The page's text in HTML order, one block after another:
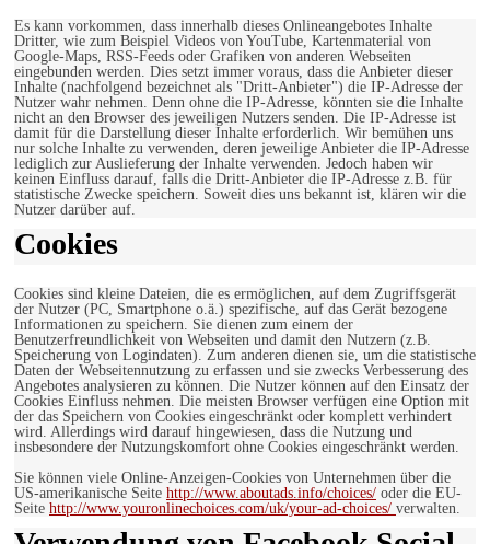
Es kann vorkommen, dass innerhalb dieses Onlineangebotes Inhalte
Dritter, wie zum Beispiel Videos von YouTube, Kartenmaterial von
Google-Maps, RSS-Feeds oder Grafiken von anderen Webseiten
eingebunden werden. Dies setzt immer voraus, dass die Anbieter dieser
Inhalte (nachfolgend bezeichnet als "Dritt-Anbieter") die IP-Adresse der
Nutzer wahr nehmen. Denn ohne die IP-Adresse, könnten sie die Inhalte
nicht an den Browser des jeweiligen Nutzers senden. Die IP-Adresse ist
damit für die Darstellung dieser Inhalte erforderlich. Wir bemühen uns
nur solche Inhalte zu verwenden, deren jeweilige Anbieter die IP-Adresse
lediglich zur Auslieferung der Inhalte verwenden. Jedoch haben wir
keinen Einfluss darauf, falls die Dritt-Anbieter die IP-Adresse z.B. für
statistische Zwecke speichern. Soweit dies uns bekannt ist, klären wir die
Nutzer darüber auf.
Cookies
Cookies sind kleine Dateien, die es ermöglichen, auf dem Zugriffsgerät
der Nutzer (PC, Smartphone o.ä.) spezifische, auf das Gerät bezogene
Informationen zu speichern. Sie dienen zum einem der
Benutzerfreundlichkeit von Webseiten und damit den Nutzern (z.B.
Speicherung von Logindaten). Zum anderen dienen sie, um die statistische
Daten der Webseitennutzung zu erfassen und sie zwecks Verbesserung des
Angebotes analysieren zu können. Die Nutzer können auf den Einsatz der
Cookies Einfluss nehmen. Die meisten Browser verfügen eine Option mit
der das Speichern von Cookies eingeschränkt oder komplett verhindert
wird. Allerdings wird darauf hingewiesen, dass die Nutzung und
insbesondere der Nutzungskomfort ohne Cookies eingeschränkt werden.
Sie können viele Online-Anzeigen-Cookies von Unternehmen über die
US-amerikanische Seite http://www.aboutads.info/choices/ oder die EU-
Seite http://www.youronlinechoices.com/uk/your-ad-choices/ verwalten.